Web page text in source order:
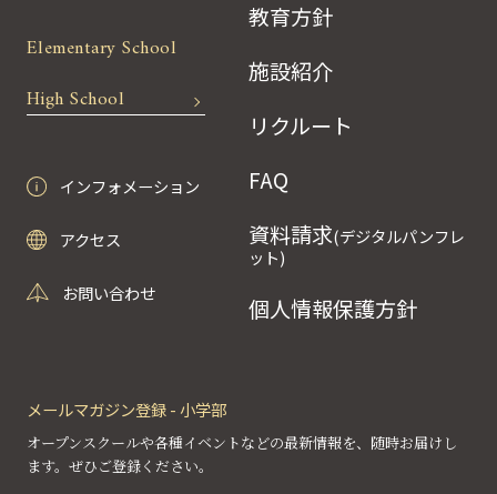
Elementary School
High School
教育方針
施設紹介
リクルート
FAQ
資料請求(デジタルパンフレ
ット)
個人情報保護方針
インフォメーション
アクセス
お問い合わせ
メールマガジン登録 - 小学部
オープンスクールや各種イベントなどの最新情報を、随時お届けし
ます。ぜひご登録ください。